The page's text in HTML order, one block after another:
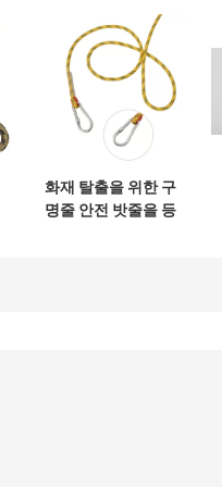
화재 탈출을 위한 구
명줄 안전 밧줄을 등